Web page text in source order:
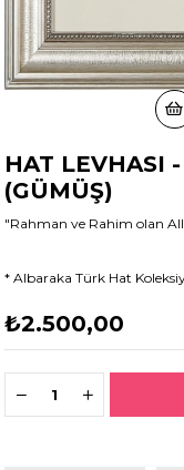
HAT LEVHASI
(GÜMÜŞ)
"Rahman ve Rahim olan
* Albaraka Türk Hat
₺2.500,00